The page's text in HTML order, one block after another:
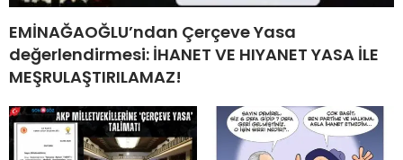
EMİNAĞAOĞLU’ndan Çerçeve Yasa
değerlendirmesi: İHANET VE HIYANET YASA İLE
MEŞRULAŞTIRILAMAZ!